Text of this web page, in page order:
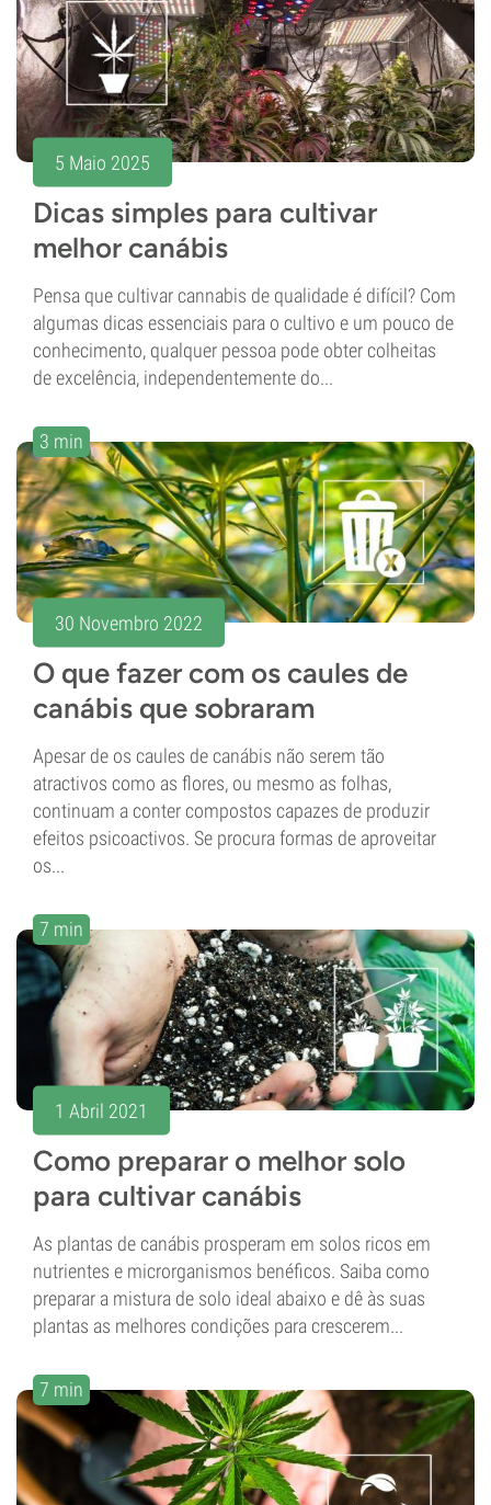
5 Maio 2025
Dicas simples para cultivar
melhor canábis
Pensa que cultivar cannabis de qualidade é difícil? Com
algumas dicas essenciais para o cultivo e um pouco de
conhecimento, qualquer pessoa pode obter colheitas
de excelência, independentemente do...
3 min
30 Novembro 2022
O que fazer com os caules de
canábis que sobraram
Apesar de os caules de canábis não serem tão
atractivos como as flores, ou mesmo as folhas,
continuam a conter compostos capazes de produzir
efeitos psicoactivos. Se procura formas de aproveitar
os...
7 min
1 Abril 2021
Como preparar o melhor solo
para cultivar canábis
As plantas de canábis prosperam em solos ricos em
nutrientes e microrganismos benéficos. Saiba como
preparar a mistura de solo ideal abaixo e dê às suas
plantas as melhores condições para crescerem...
7 min